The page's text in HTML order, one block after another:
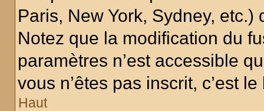
Paris, New York, Sydney, etc.)
Notez que la modification du
paramètres n’est accessible
vous n’êtes pas inscrit, c’est
Haut